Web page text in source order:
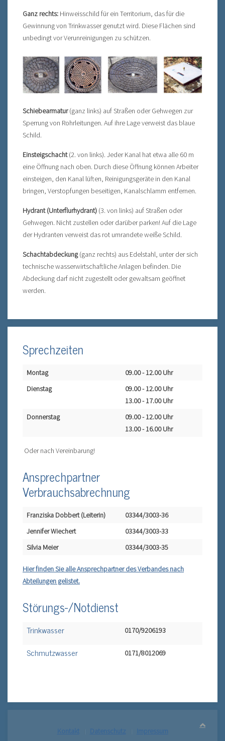
Ganz rechts: Hinweisschild für ein Territorium, das für die
Gewinnung von Trinkwasser genutzt wird. Diese Flächen sind
unbedingt vor Verunreinigungen zu schützen.
Schiebearmatur(ganz links) auf Straßen oder Gehwegen zur
Sperrung von Rohrleitungen. Auf ihre Lage verweist das blaue
Schild.
Einsteigschacht(2. von links). Jeder Kanal hat etwa alle 60 m
eine Öffnung nach oben. Durch diese Öffnung können Arbeiter
einsteigen, den Kanal lüften, Reinigungsgeräte in den Kanal
bringen, Verstopfungen beseitigen, Kanalschlamm entfernen.
Hydrant (Unterflurhydrant) (3. von links) auf Straßen oder
Gehwegen. Nicht zustellen oder darüber parken! Auf die Lage
der Hydranten verweist das rot umrandete weiße Schild.
Schachtabdeckung(ganz rechts) aus Edelstahl, unter der sich
technische wasserwirtschaftliche Anlagen befinden. Die
Abdeckung darf nicht zugestellt oder gewaltsam geöffnet
werden.
Sprechzeiten
Montag
09.00 - 12.00 Uhr
Dienstag
09.00 - 12.00 Uhr
13.00 - 17.00 Uhr
Donnerstag
09.00 - 12.00 Uhr
13.00 - 16.00 Uhr
Oder nach Vereinbarung!
Ansprechpartner
Verbrauchsabrechnung
Franziska Dobbert (Leiterin)
03344/3003-36
Jennifer Wiechert
03344/3003-33
Silvia Meier
03344/3003-35
Hier finden Sie alle Ansprechpartner des Verbandes nach
Abteilungen gelistet.
Störungs-/Notdienst
Trinkwasser 0170/9206193
Schmutzwasser 0171/8012069
Kontakt Datenschutz Impressum